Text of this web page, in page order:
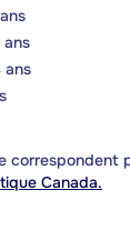
ans
Canada.